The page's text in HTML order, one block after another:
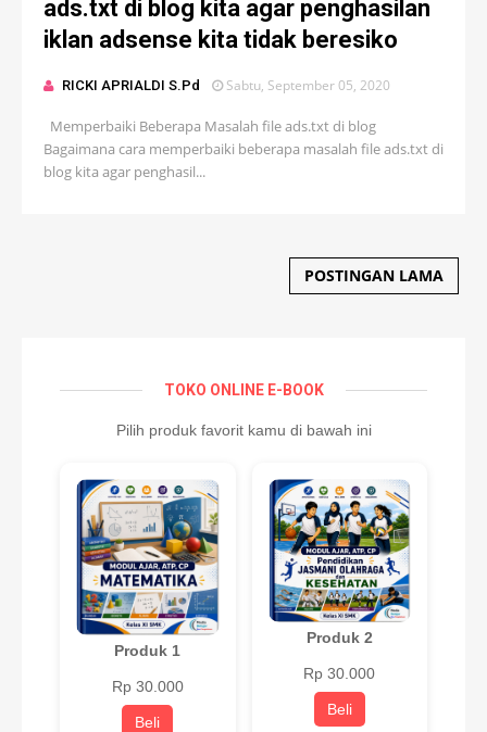
ads.txt di blog kita agar penghasilan
iklan adsense kita tidak beresiko
RICKI APRIALDI S.Pd Sabtu, September 05, 2020
Memperbaiki Beberapa Masalah file ads.txt di blog
Bagaimana cara memperbaiki beberapa masalah file ads.txt di
blog kita agar penghasil...
POSTINGAN LAMA
TOKO ONLINE E-BOOK
Pilih produk favorit kamu di bawah ini
Produk 1
Rp 30.000
Beli
Produk 2
Rp 30.000
Beli